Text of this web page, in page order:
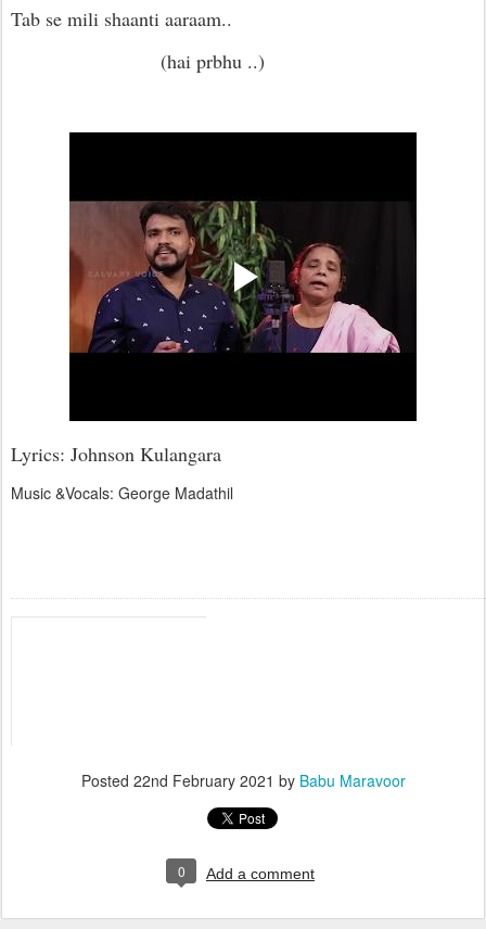
Tab se mili shaanti aaraam..
(hai prbhu ..)
Lyrics: Johnson Kulangara
Music &Vocals: George Madathil
Hindi Christian Qawwali Song/Hey Prabhu Yeshu/Johnson Kulangara/
Posted 22nd February 2021 by Babu Maravoor
0 Add a comment